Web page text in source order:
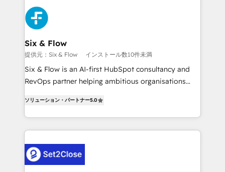
complex use cases 🏆 CRM Implementation,
Platform Enablement, Custom Integration and
Certified
toma de 1 a 3 semanas por caso, abordamos varios
en paralelo cuando tiene sentido, y siempre
confirmamos resultados antes de seguir avanzando.
Empiezas a ver resultados antes de que termine el
mes. 🏆 HubSpot Partner of the Year 2022, máximo
reconocimiento del ecosistema. Elite Solutions
Partner, el nivel más alto. +700 clientes
Hospital ABC, Hogares Unión, Yves Rocher,
MacStore, Café Britt, Bella Piel, confiaron en
respuestas para empezar. Te ayudamos a identificar
el primer caso de uso que más impacto te dará.
Six & Flow
提供元：Six & Flow インストール数10件未満
Six & Flow is an AI-first HubSpot consultancy and
RevOps partner helping ambitious organisations
Operating across the UK, Netherlands, Ireland, and
Canada, we’ve delivered thousands of successful
HubSpot projects for mid-market and enterprise
combine HubSpot, data, and AI to design connected
go-to-market systems that align people, process,
ソリューション・パートナー5.0